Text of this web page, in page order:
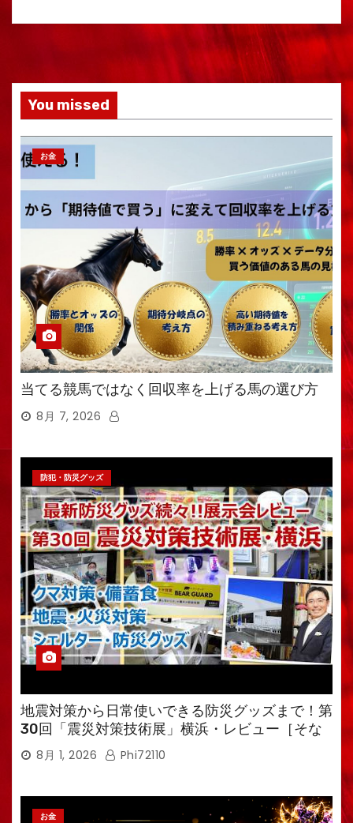
You missed
お金
当てる競馬ではなく回収率を上げる馬の選び方
8月 7, 2026
防犯・防災グッズ
地震対策から日常使いできる防災グッズまで！第
30回「震災対策技術展」横浜・レビュー［そな
えるTV・高荷智也］
8月 1, 2026 Phi72110
お金